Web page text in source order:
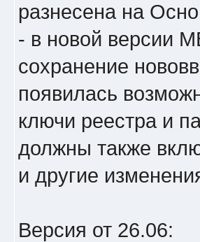
разнесена на
- в новой версии
сохранение
появилась
ключи реестра и
должны также
и другие
Версия от 26.06: